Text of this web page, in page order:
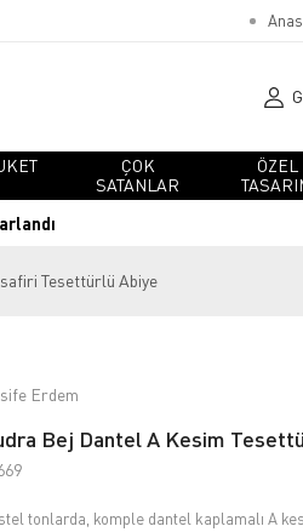
ÇOK
SATANLAR
ÖZEL
Tesettürlü Abiye
Erdem
Bej Dantel A Kesim
tonlarda, komple dantel kaplamalı A